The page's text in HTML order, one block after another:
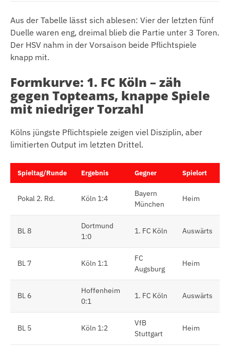
Aus der Tabelle lässt sich ablesen: Vier der letzten fünf
Duelle waren eng, dreimal blieb die Partie unter 3 Toren.
Der HSV nahm in der Vorsaison beide Pflichtspiele
knapp mit.
Formkurve: 1. FC Köln – zäh
gegen Topteams, knappe Spiele
mit niedriger Torzahl
Kölns jüngste Pflichtspiele zeigen viel Disziplin, aber
limitierten Output im letzten Drittel.
Spieltag/Runde Ergebnis Gegner Spielort
Pokal 2. Rd. Köln 1:4
Bayern
München
Heim
BL 8
Dortmund
1:0
1. FC Köln Auswärts
BL 7 Köln 1:1
FC
Augsburg
Heim
BL 6
Hoffenheim
0:1
1. FC Köln Auswärts
BL 5 Köln 1:2
VfB
Stuttgart
Heim